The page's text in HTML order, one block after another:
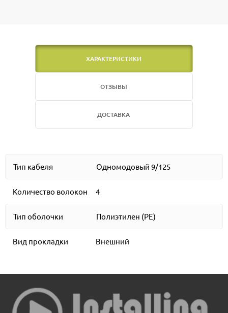
ХАРАКТЕРИСТИКИ
ОТЗЫВЫ
ДОСТАВКА
Тип кабеля Одномодовый 9/125
Количество волокон 4
Тип оболочки Полиэтилен (PE)
Вид прокладки Внешний